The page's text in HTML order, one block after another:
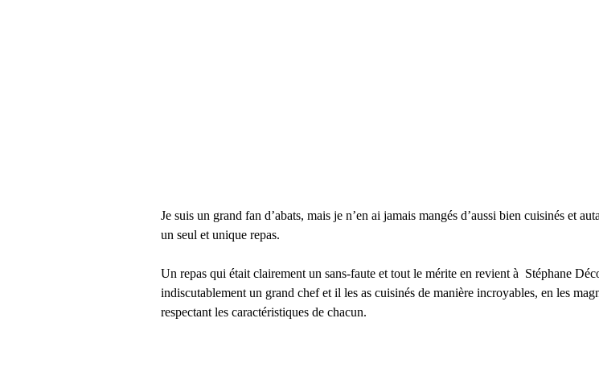
Je suis un grand fan d’abats, mais je n’en ai jamais mangés d’aussi bien cuisinés et
un seul et unique repas.
Un repas qui était clairement un sans-faute et tout le mérite en revient à  Stéphane
indiscutablement un grand chef et il les as cuisinés de manière incroyables, en les
respectant les caractéristiques de chacun.